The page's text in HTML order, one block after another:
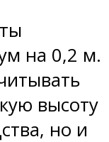
на 0,2 м.
высоту
но и